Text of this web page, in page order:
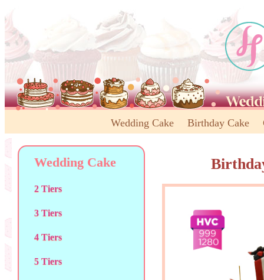
Wedding Cake Birthday Cake
Wedding Cake
2 Tiers
3 Tiers
4 Tiers
5 Tiers